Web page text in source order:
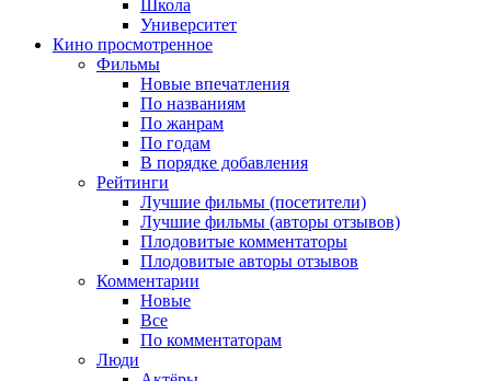
Школа
Университет
Кино просмотренное
Фильмы
Новые впечатления
По названиям
По жанрам
По годам
В порядке добавления
Рейтинги
Лучшие фильмы (посетители)
Лучшие фильмы (авторы отзывов)
Плодовитые комментаторы
Плодовитые авторы отзывов
Комментарии
Новые
Все
По комментаторам
Люди